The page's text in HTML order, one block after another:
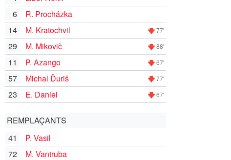
6
R. Procházka
14
M. Kratochvil 77'
29 M. Mikovič 88'
11 P. Azango 67'
57 Michal Ďuriš 77'
23 E. Daniel 67'
REMPLAÇANTS
41
P. Vasil
72
M. Vantruba